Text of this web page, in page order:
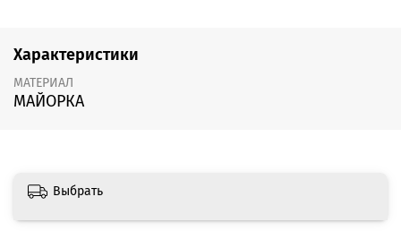
Характеристики
МАТЕРИАЛ
МАЙОРКА
Выбрать